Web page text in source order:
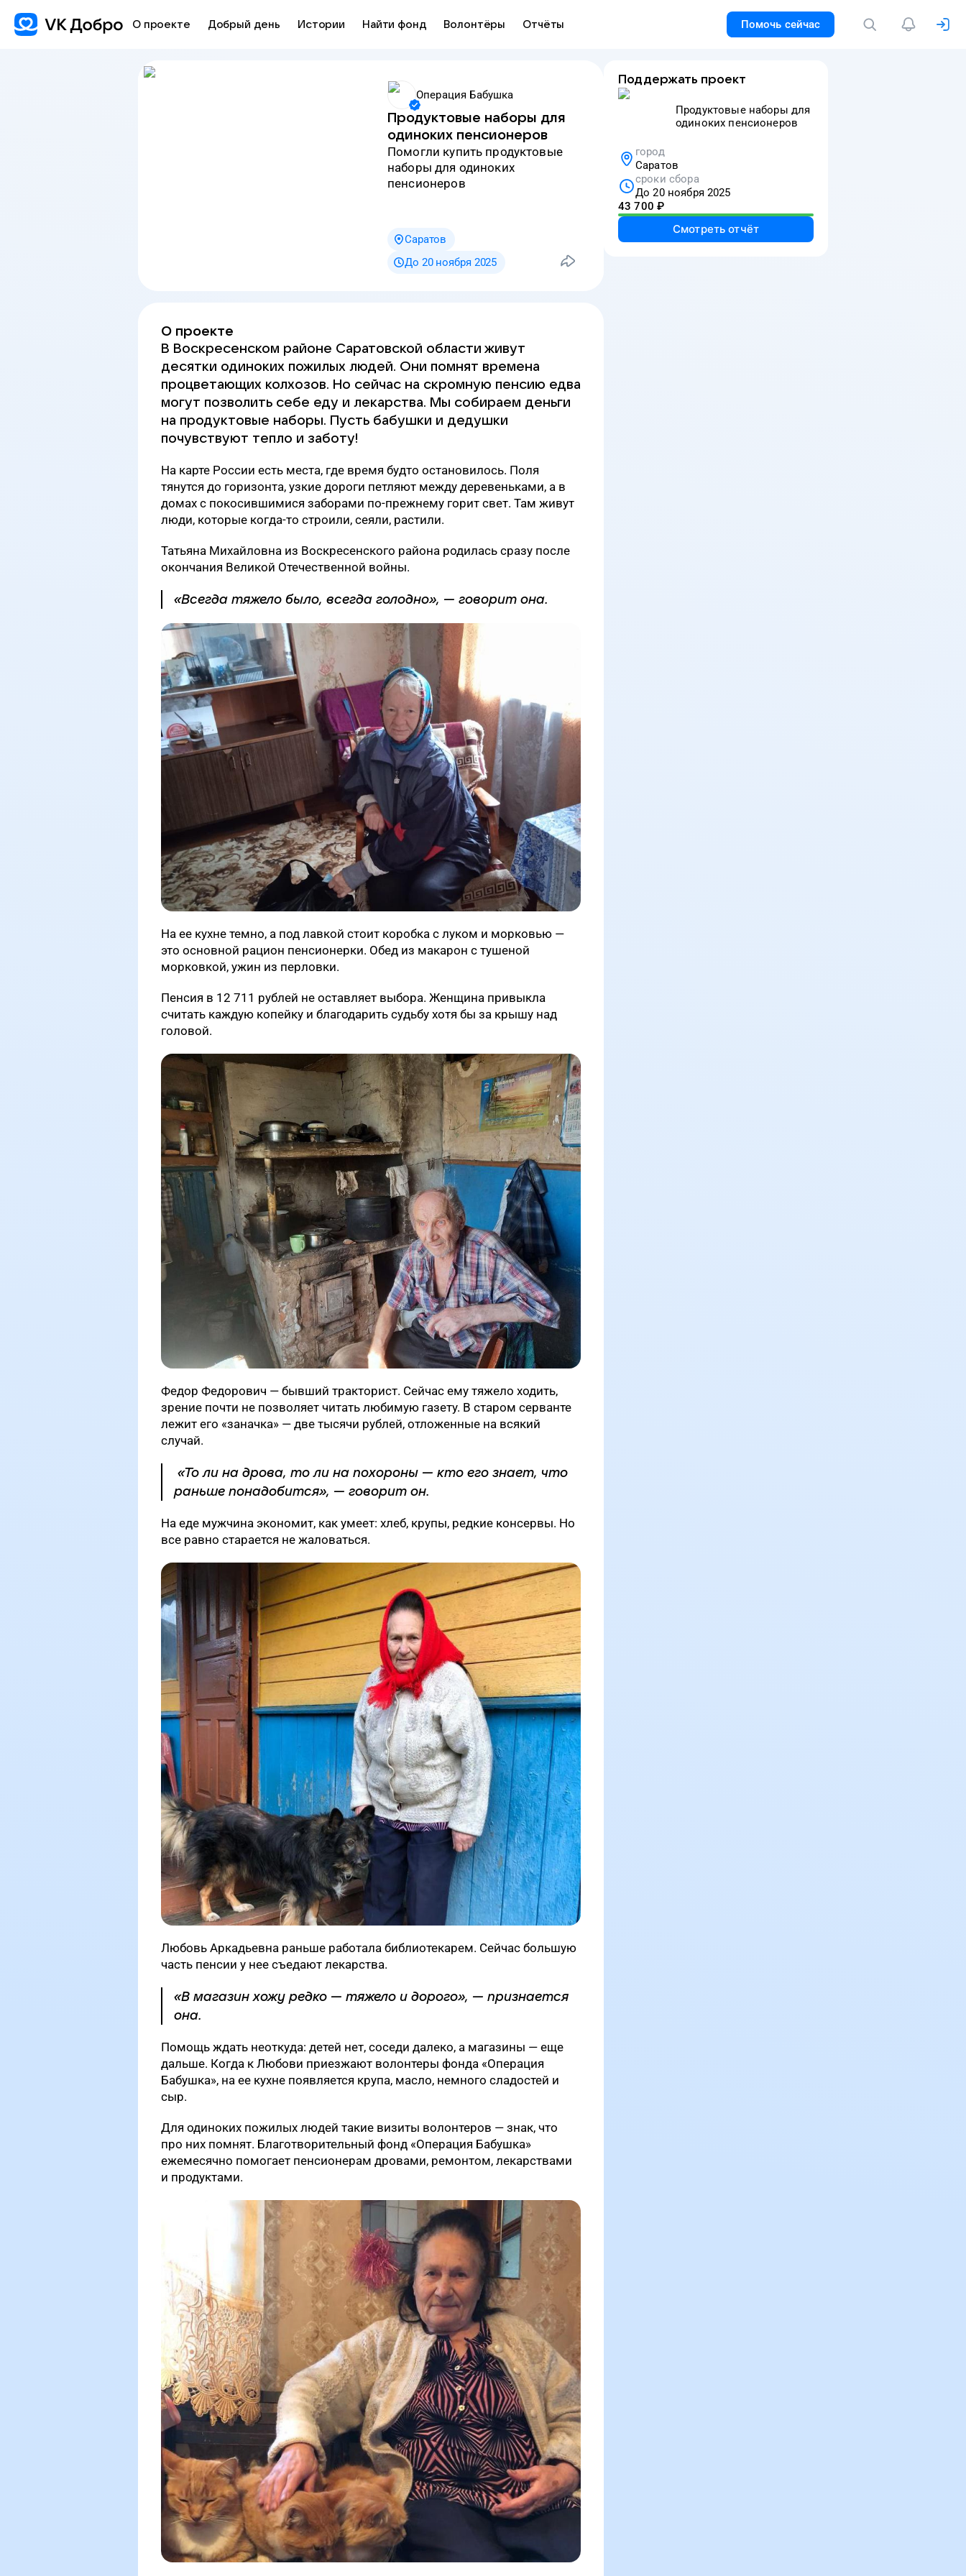
О проекте Добрый день Истории Найти фонд Волонтёры Отчёты Помочь сейчас
Операция Бабушка
Продуктовые наборы для
одиноких пенсионеров
Помогли купить продуктовые
наборы для одиноких
пенсионеров
Саратов
До 20 ноября 2025
О проекте
В Воскресенском районе Саратовской области живут
десятки одиноких пожилых людей. Они помнят времена
процветающих колхозов. Но сейчас на скромную пенсию едва
могут позволить себе еду и лекарства. Мы собираем деньги
на продуктовые наборы. Пусть бабушки и дедушки
почувствуют тепло и заботу!
На карте России есть места, где время будто остановилось. Поля
тянутся до горизонта, узкие дороги петляют между деревеньками, а в
домах с покосившимися заборами по-прежнему горит свет. Там живут
люди, которые когда-то строили, сеяли, растили.
Татьяна Михайловна из Воскресенского района родилась сразу после
окончания Великой Отечественной войны.
«Всегда тяжело было, всегда голодно», — говорит она.
На ее кухне темно, а под лавкой стоит коробка с луком и морковью —
это основной рацион пенсионерки. Обед из макарон с тушеной
морковкой, ужин из перловки.
Пенсия в 12 711 рублей не оставляет выбора. Женщина привыкла
считать каждую копейку и благодарить судьбу хотя бы за крышу над
головой.
Федор Федорович — бывший тракторист. Сейчас ему тяжело ходить,
зрение почти не позволяет читать любимую газету. В старом серванте
лежит его «заначка» — две тысячи рублей, отложенные на всякий
случай.
«То ли на дрова, то ли на похороны — кто его знает, что
раньше понадобится», — говорит он.
На еде мужчина экономит, как умеет: хлеб, крупы, редкие консервы. Но
все равно старается не жаловаться.
Любовь Аркадьевна раньше работала библиотекарем. Сейчас большую
часть пенсии у нее съедают лекарства.
«В магазин хожу редко — тяжело и дорого», — признается
она.
Помощь ждать неоткуда: детей нет, соседи далеко, а магазины — еще
дальше. Когда к Любови приезжают волонтеры фонда «Операция
Бабушка», на ее кухне появляется крупа, масло, немного сладостей и
сыр.
Для одиноких пожилых людей такие визиты волонтеров — знак, что
про них помнят. Благотворительный фонд «Операция Бабушка»
ежемесячно помогает пенсионерам дровами, ремонтом, лекарствами
и продуктами.
Поддержать проект
Продуктовые наборы для
одиноких пенсионеров
город
Саратов
сроки сбора
До 20 ноября 2025
43 700 ₽
Смотреть отчёт